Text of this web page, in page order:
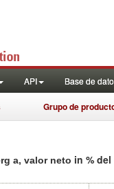
API Base de
Grupo de
a, valor neto in %